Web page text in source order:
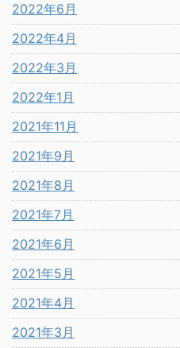
2022年6月
2022年4月
2022年3月
2022年1月
2021年11月
2021年9月
2021年8月
2021年7月
2021年6月
2021年5月
2021年4月
2021年3月